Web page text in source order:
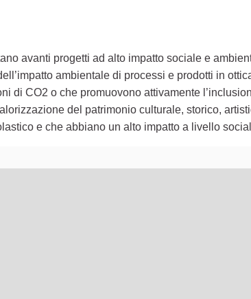
avanti progetti ad alto impatto sociale e
ambientale di processi e prodotti in
di CO2 o che promuovono attivamente
del patrimonio culturale, storico,
e che abbiano un alto impatto a livello
pagina come punti della mappa.